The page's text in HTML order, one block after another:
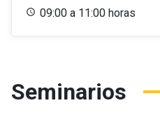
09:00 a 11:00 horas
Seminarios